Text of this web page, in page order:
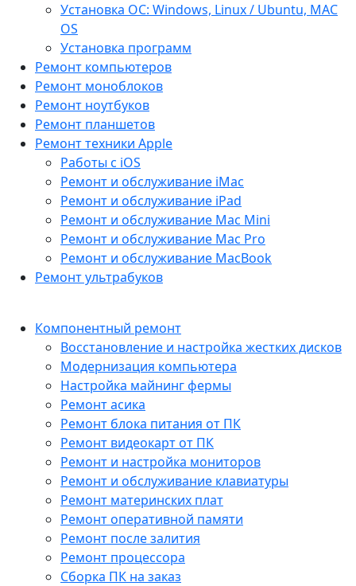
Установка ОС: Windows, Linux / Ubuntu, МАС
OS
Установка программ
Ремонт компьютеров
Ремонт моноблоков
Ремонт ноутбуков
Ремонт планшетов
Ремонт техники Apple
Работы с iOS
Ремонт и обслуживание iMac
Ремонт и обслуживание iPad
Ремонт и обслуживание Mac Mini
Ремонт и обслуживание Mac Pro
Ремонт и обслуживание MacBook
Ремонт ультрабуков
Компонентный ремонт
Восстановление и настройка жестких дисков
Модернизация компьютера
Настройка майнинг фермы
Ремонт асика
Ремонт блока питания от ПК
Ремонт видеокарт от ПК
Ремонт и настройка мониторов
Ремонт и обслуживание клавиатуры
Ремонт материнских плат
Ремонт оперативной памяти
Ремонт после залития
Ремонт процессора
Сборка ПК на заказ